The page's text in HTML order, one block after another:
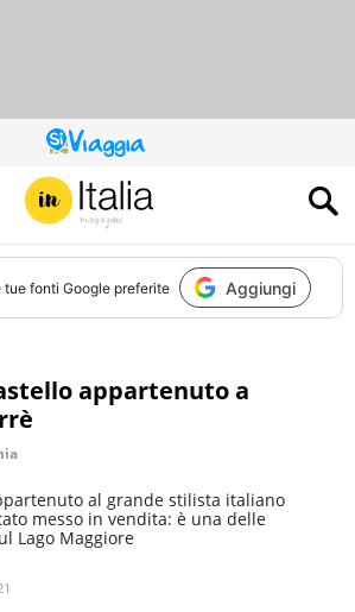
QUESTO
SITO
CONTRIBUISCE
ALL’AUDIENCE
DI
tue fonti Google preferite Aggiungi
appartenuto a
al grande stilista italiano
messo in vendita: è una delle
Lago Maggiore